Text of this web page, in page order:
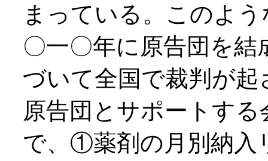
まっている。このよ
〇一〇年に原告団を
づいて全国で裁判が
原告団とサポートす
で、①薬剤の月別納入